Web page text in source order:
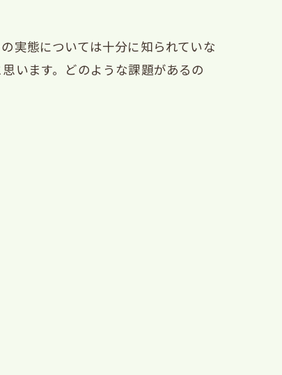
実態については十分に知られていな
います。どのような課題があるの